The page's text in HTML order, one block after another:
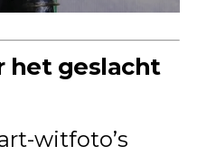
het geslacht
witfoto’s